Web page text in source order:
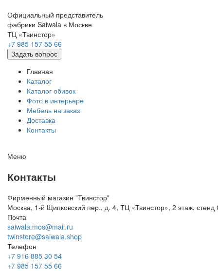
Официальный представитель
фабрики Saiwala в Москве
ТЦ «Твинстор»
+7 985 157 55 66
Задать вопрос
Главная
Каталог
Каталог обивок
Фото в интерьере
Мебель на заказ
Доставка
Контакты
Меню
Контакты
Фирменный магазин "Твинстор"
Москва, 1-й Щипковский пер., д. 4, ТЦ «Твинстор», 2 этаж,
Почта
saiwala.mos@mail.ru
twinstore@saiwala.shop
Телефон
+7 916 885 30 54
+7 985 157 55 66